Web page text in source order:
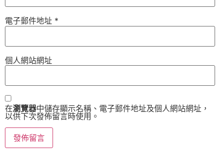
電子郵件地址 *
個人網站網址
在瀏覽器中儲存顯示名稱、電子郵件地址及個人網站網址，
以供下次發佈留言時使用。